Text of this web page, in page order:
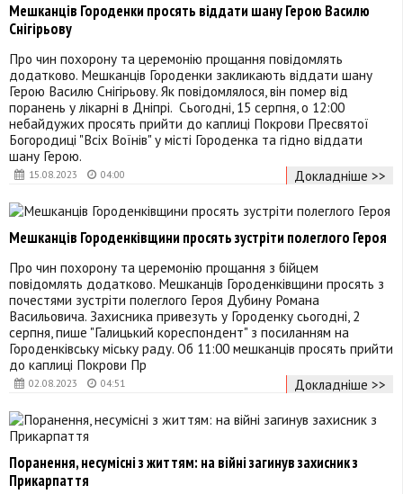
15.08.2023 04:00
Мешканців Городенки просять віддати шану Герою Василю
Снігірьову
Про чин похорону та церемонію прощання повідомлять
додатково. Мешканців Городенки закликають віддати шану
Герою Василю Снігірьову. Як повідомлялося, він помер від
поранень у лікарні в Дніпрі. Сьогодні, 15 серпня, о 12:00
небайдужих просять прийти до каплиці Покрови Пресвятої
Богородиці "Всіх Воїнів" у місті Городенка та гідно віддати
шану Герою.
Докладніше >>
02.08.2023 04:51
Мешканців Городенківщини просять зустріти полеглого Героя
Про чин похорону та церемонію прощання з бійцем
повідомлять додатково. Мешканців Городенківщини просять з
почестями зустріти полеглого Героя Дубину Романа
Васильовича. Захисника привезуть у Городенку сьогодні, 2
серпня, пише "Галицький кореспондент" з посиланням на
Городенківську міську раду. Об 11:00 мешканців просять прийти
до каплиці Покрови Пр
Докладніше >>
Поранення, несумісні з життям: на війні загинув захисник з
Прикарпаття